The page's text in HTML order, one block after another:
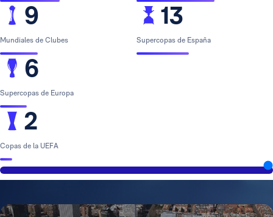
9
Mundiales de Clubes
6
Supercopas de Europa
2
Copas de la UEFA
13
Supercopas de España